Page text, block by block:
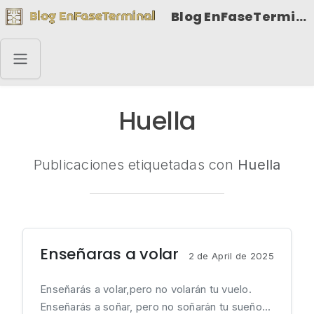
Blog EnFaseTerminal
Huella
Publicaciones etiquetadas con Huella
Enseñaras a volar 2 de April de 2025
Enseñarás a volar,pero no volarán tu vuelo.
Enseñarás a soñar, pero no soñarán tu sueño...